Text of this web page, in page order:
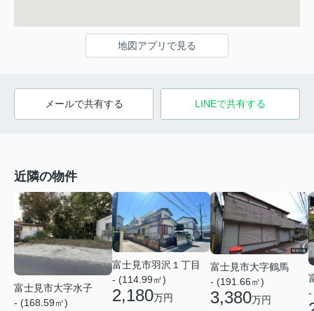
地図アプリで見る
メールで共有する LINEで共有する
近隣の物件
富士見市大字水子
- (168.59㎡)
富士見市羽沢１丁目
- (114.99㎡)
2,180万円
富士見市大字鶴馬
- (191.66㎡)
3,380万円
-